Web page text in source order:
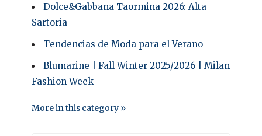
Dolce&Gabbana Taormina 2026: Alta
Sartoria
Tendencias de Moda para el Verano
Blumarine | Fall Winter 2025/2026 | Milan
Fashion Week
More in this category »